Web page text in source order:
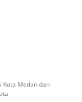
Kota Medan dan